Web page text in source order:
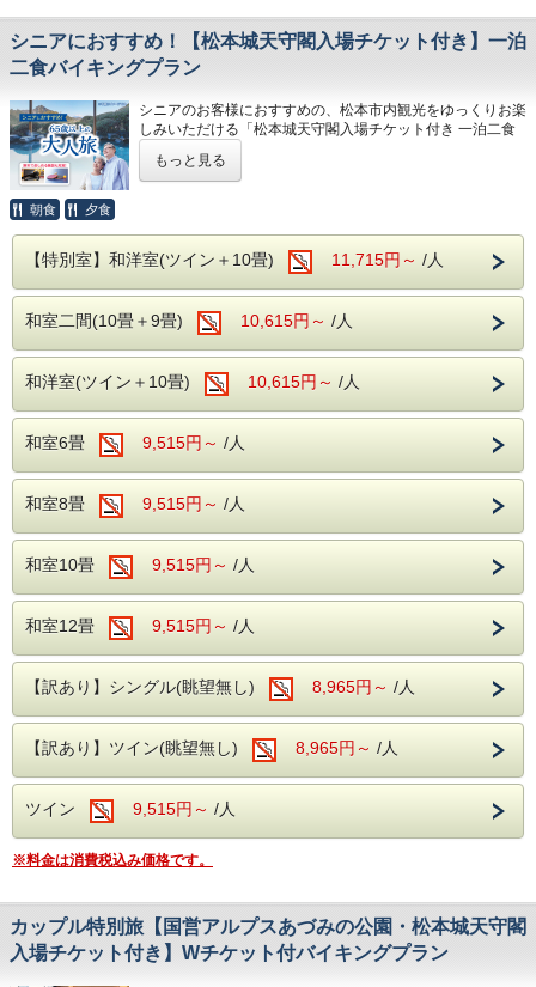
ご到着後、フロントにて番号札をお渡しし、
駐車場所をご案内いたします。
制）
前日までのご予約制となります。
ホテル発10:00
ご予約・お問い合わせはお電話にて承りま
す。
〇周辺観光
国宝 松本城（お車で約15分）
として、ぜひ伊東園ホテル浅間の湯をご利用
ください。
温泉で、旅の疲れをゆっくりと癒してください。
源泉：浅間混合泉（山田源泉・2号・4号源泉・大下源泉の
泉質：アルカリ性単純温泉（アルカリ性低張性高温泉）
効能：神経痛・筋肉痛・関節痛・疲労回復 など
館内無料施設
地下1階：カラオケルーム
1階：卓球コーナー
ご利用をご希望のお客様は、チェックイン時にご予約くださ
い。
無料駐車場完備
無料駐車場をご利用いただけます。
内いたします。
ホテル発 10:00
松本駅発 15:00／16:15
ご予約・お問い合わせはお電話にて承ります。
周辺観光
黒部ダム（お車で約90分）
国宝 松本城（お車で約15分）
夏の信州は、標高の高いエリアならではの爽やかな気候と美
しい自然が魅力です。
黒部ダムや松本城をはじめとする人気観光地を巡る拠点とし
シニアにおすすめ！【松本城天守閣入場チケット付き】一泊
二食バイキングプラン
シニアのお客様におすすめの、松本市内観光をゆっくりお楽
しみいただける「松本城天守閣入場チケット付き 一泊二食
松本城天守閣をお得にご観覧いただける入場チケットが付い
た宿泊プランをご用意しました。当館から松本城まではお車
1,100円でご提供。直前のご予約にも対応しておりますの
【松本城天守閣入場チケットについて】
・松本城庭園は無料で散策いただけます。
・小・中学生の入場料は現地価格400円です。チケットは現
地にてお買い求めください。
・天守閣の最終入場は16:30です。
・チケットはチェックイン前でもお渡し可能です。なお、郵
送でのお渡しは承っておりません。
【ご夕食・ご朝食】
夕食・朝食ともにバイキングをご用意しております。和洋中
のバラエティ豊かなメニューをお楽しみください。
※混雑状況により、2部制または3部制でのご案内となる場
合がございます。
・地下1階：カラオケルーム
ご利用をご希望のお客様は、チェックイン時にフロントへお
申し付けください。
契約駐車場をご利用いただけます。フロントにて番号札をお
渡しし、駐車場所をご案内いたします。
【無料送迎バス（要予約）】
松本駅～ホテル間の無料送迎バスをご利用いただけます。
＜ホテル発＞
・10:00
＜松本駅発＞
・15:00
・16:15
※ご利用の際は、前日までにお電話にてご予約ください。
【チェックアウト時間】
もっと見る
朝食 夕食
【特別室】和洋室(ツイン＋10畳) 11,715円～ /人
和室二間(10畳＋9畳) 10,615円～ /人
和洋室(ツイン＋10畳) 10,615円～ /人
和室6畳 9,515円～ /人
和室8畳 9,515円～ /人
和室10畳 9,515円～ /人
和室12畳 9,515円～ /人
【訳あり】シングル(眺望無し) 8,965円～ /人
【訳あり】ツイン(眺望無し) 8,965円～ /人
ツイン 9,515円～ /人
※料金は消費税込み価格です。
カップル特別旅【国営アルプスあづみの公園・松本城天守閣
入場チケット付き】Wチケット付バイキングプラン